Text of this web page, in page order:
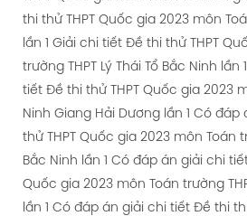
thi thử THPT Quốc gia 2023 môn
lần 1 Giải chi tiết Đề thi thử THPT
trường THPT Lý Thái Tổ Bắc Ninh
tiết Đề thi thử THPT Quốc gia 2023
Ninh Giang Hải Dương lần 1 Có
thử THPT Quốc gia 2023 môn Toán
Bắc Ninh lần 1 Có đáp án giải chi
Quốc gia 2023 môn Toán trường
lần 1 Có đáp án giải chi tiết Đề thi